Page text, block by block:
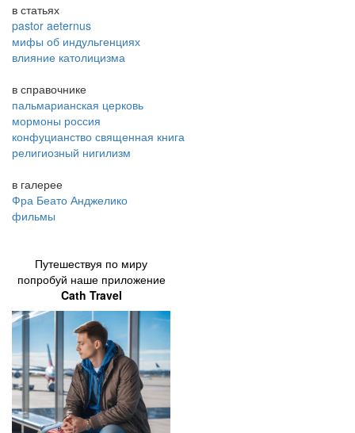
в статьях
pastor aeternus
мифы об индульгенциях
влияние католицизма
в справочнике
пальмарианская церковь
мормоны россия
конфуцианство священная книга
религиозный нигилизм
в галерее
Фра Беато Анджелико
фильмы
Путешествуя по миру
попробуй наше приложение
Cath Travel